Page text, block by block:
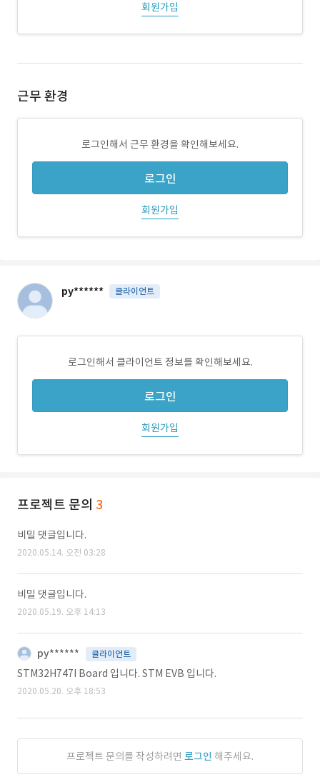
회원가입
근무 환경
로그인해서 근무 환경을 확인해보세요.
로그인
회원가입
py****** 클라이언트
로그인해서 클라이언트 정보를 확인해보세요.
로그인
회원가입
프로젝트 문의 3
비밀 댓글입니다.
2020.05.14. 오전 03:28
비밀 댓글입니다.
2020.05.19. 오후 14:13
py****** 클라이언트
STM32H747I Board 입니다. STM EVB 입니다.
2020.05.20. 오후 18:53
프로젝트 문의를 작성하려면 로그인 해주세요.